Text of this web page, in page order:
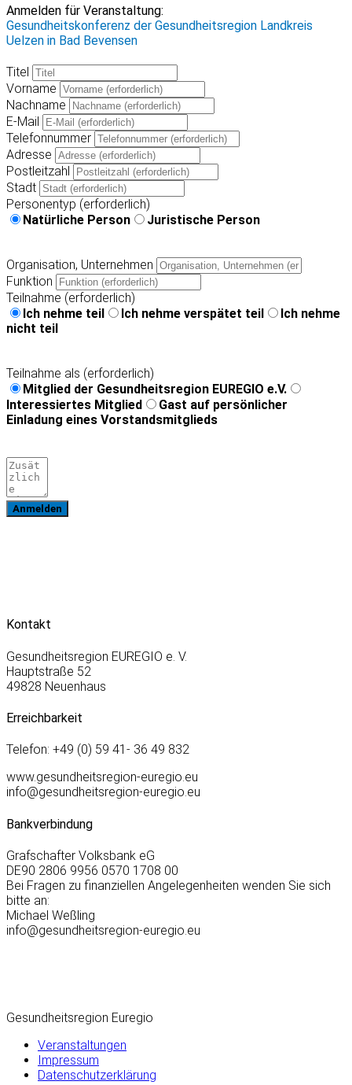
Anmelden für Veranstaltung:
Gesundheitskonferenz der Gesundheitsregion Landkreis
Uelzen in Bad Bevensen
Titel
Vorname
Nachname
E-Mail
Telefonnummer
Adresse
Postleitzahl
Stadt
Personentyp (erforderlich)
Natürliche Person
Juristische Person
Organisation, Unternehmen
Funktion
Teilnahme (erforderlich)
Ich nehme teil
Ich nehme verspätet teil
Ich nehme
nicht teil
Teilnahme als (erforderlich)
Mitglied der Gesundheitsregion EUREGIO e.V.
Interessiertes Mitglied
Gast auf persönlicher
Einladung eines Vorstandsmitglieds
Anmelden
Kontakt
Gesundheitsregion EUREGIO e. V.
Hauptstraße 52
49828 Neuenhaus
Erreichbarkeit
Telefon: +49 (0) 59 41- 36 49 832
www.gesundheitsregion-euregio.eu
info@gesundheitsregion-euregio.eu
Bankverbindung
Grafschafter Volksbank eG
DE90 2806 9956 0570 1708 00
Bei Fragen zu finanziellen Angelegenheiten wenden Sie sich
bitte an:
Michael Weßling
info@gesundheitsregion-euregio.eu
Gesundheitsregion Euregio
Veranstaltungen
Impressum
Datenschutzerklärung